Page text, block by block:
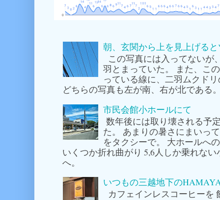
朝、玄関から上を見上げる
この写真には入ってないが
羽とまっていた。 また、こ
っている線に、二羽ムクド
どちらの写真も左が南、右が北である
市民会館小ホールにて
数年後には取り壊される予
た。 あまりの暑さにまいっ
をタクシーで。 大ホールへ
いくつか折れ曲がり 5,6人しか乗れな
へ。
いつもの三越地下の
カフェインレスコーヒーを